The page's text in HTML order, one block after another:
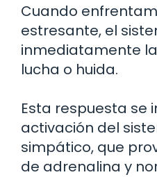
Cuando
estresante, el
inmediatamente
lucha o huida.
Esta respuesta se
activación del
simpático, que
de adrenalina y